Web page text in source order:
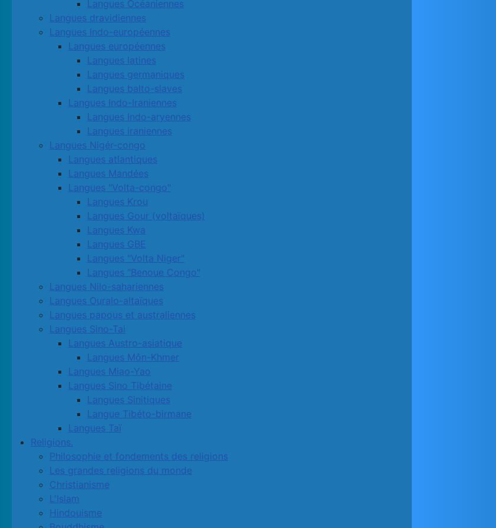
Langues Océaniennes
Langues dravidiennes
Langues Indo-européennes
Langues européennes
Langues latines
Langues germaniques
Langues balto-slaves
Langues Indo-Iraniennes
Langues Indo-aryennes
Langues iraniennes
Langues Nigér-congo
Langues atlantiques
Langues Mandées
Langues "Volta-congo"
Langues Krou
Langues Gour (voltaïques)
Langues Kwa
Langues GBE
Langues "Volta Niger"
Langues "Benoue Congo"
Langues Nilo-sahariennes
Langues Ouralo-altaïques
Langues papous et australiennes
Langues Sino-Tai
Langues Austro-asiatique
Langues Môn-Khmer
Langues Miao-Yao
Langues Sino Tibétaine
Langues Sinitiques
Langue Tibéto-birmane
Langues Taï
Religions.
Philosophie et fondements des religions
Les grandes religions du monde
Christianisme
L'Islam
Hindouisme